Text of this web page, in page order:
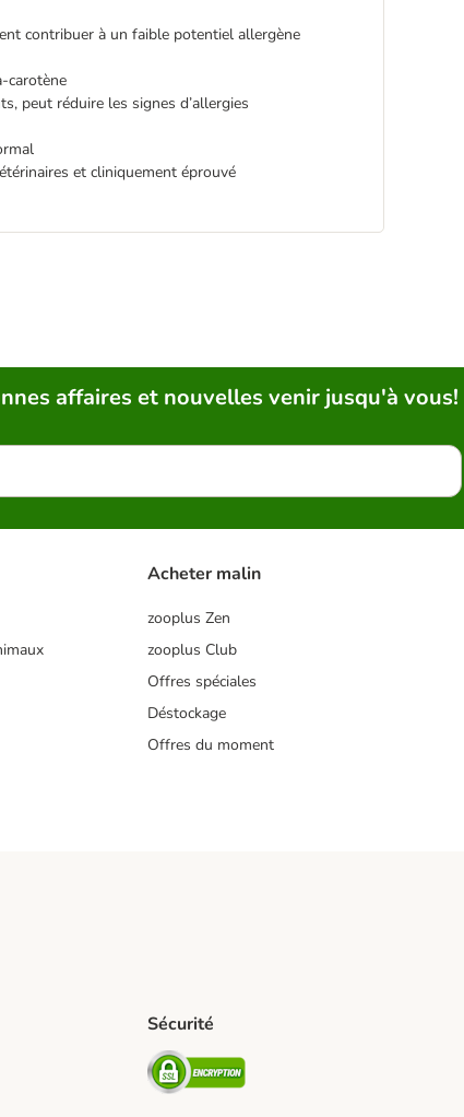
contribuer à un faible potentiel allergène
carotène
peut réduire les signes d’allergies
et cliniquement éprouvé
affaires et nouvelles venir jusqu'à vous!
Acheter malin
zooplus Zen
zooplus Club
Offres spéciales
Déstockage
Offres du moment
Shipping Method
Sécurité
Security